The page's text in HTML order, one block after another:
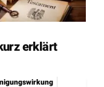
erklärt